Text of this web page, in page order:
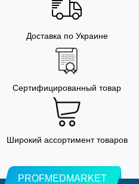
Доставка по Украине
Сертифицированный товар
Широкий ассортимент товаров
PROFMEDMARKET